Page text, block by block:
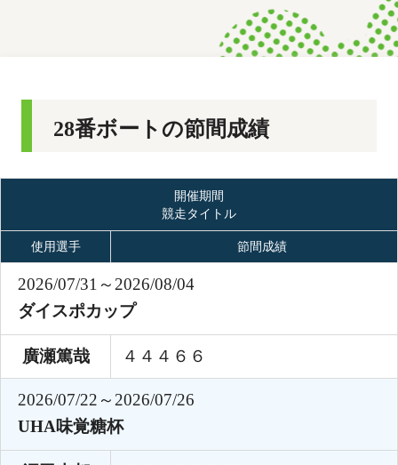
28番ボートの節間成績
開催期間
競走タイトル
使用選手 節間成績
2026/07/31～2026/08/04
ダイスポカップ
廣瀬篤哉 ４４４６６
2026/07/22～2026/07/26
UHA味覚糖杯